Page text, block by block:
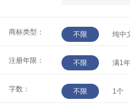
商标类型： 不限 纯中
注册年限： 不限 满1年
字数： 不限 1个